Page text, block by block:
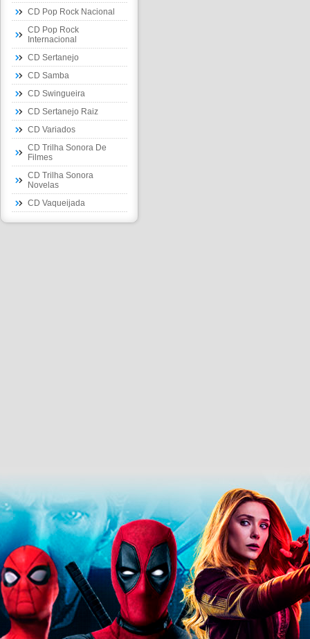
CD Pop Rock Nacional
CD Pop Rock
Internacional
CD Sertanejo
CD Samba
CD Swingueira
CD Sertanejo Raiz
CD Variados
CD Trilha Sonora De
Filmes
CD Trilha Sonora
Novelas
CD Vaqueijada